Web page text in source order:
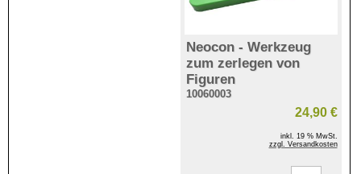
Neocon - Werkzeug
zum zerlegen von
Figuren
10060003
24,90 €
inkl. 19 % MwSt.
zzgl. Versandkosten